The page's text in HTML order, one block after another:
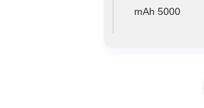
5000
mAh